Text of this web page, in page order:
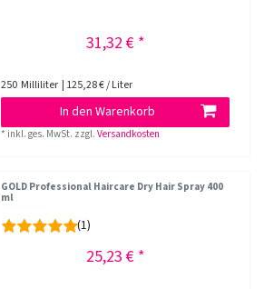
31,32 € *
250 Milliliter | 125,28 € / Liter
In den Warenkorb
* inkl. ges. MwSt. zzgl.Versandkosten
GOLD Professional Haircare Dry Hair Spray 400
ml
(1)
25,23 € *